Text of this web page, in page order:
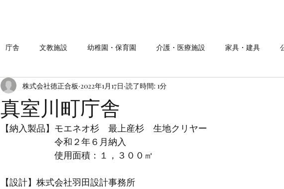
庁舎 文教施設 幼稚園・保育園 介護・医療施設 家具・建具
真室川町庁舎
株式会社徳正合板 2022年1月17日 読了時間: 1分
【納入製品】モエネオ杉　最上産杉　生地クリヤー
令和２年６月納入
使用面積：１，３００㎡
【設計】株式会社羽田設計事務所